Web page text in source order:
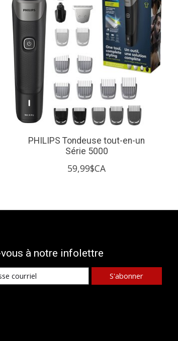
PHILIPS Tondeuse tout-en-un
Série 5000
59,99$CA
à notre infolettre
S'abonner